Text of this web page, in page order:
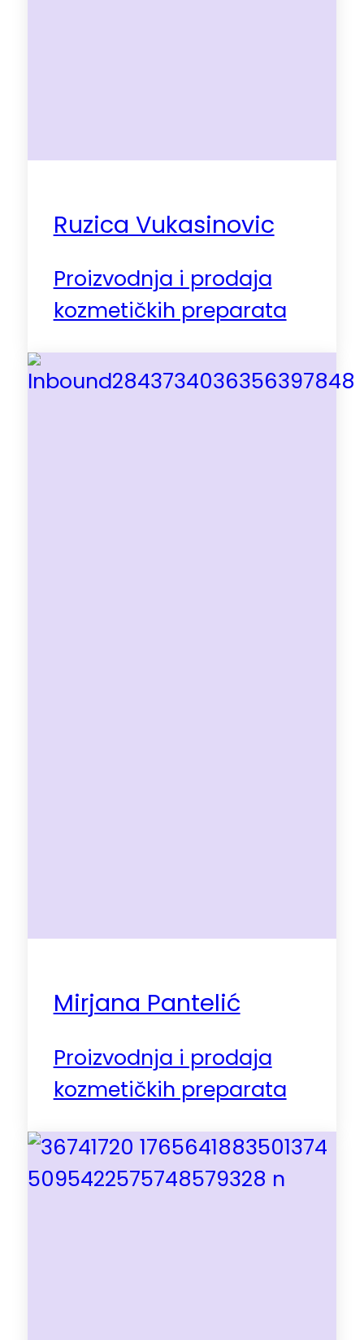
Ruzica Vukasinovic
Proizvodnja i prodaja
kozmetičkih preparata
Mirjana Pantelić
Proizvodnja i prodaja
kozmetičkih preparata